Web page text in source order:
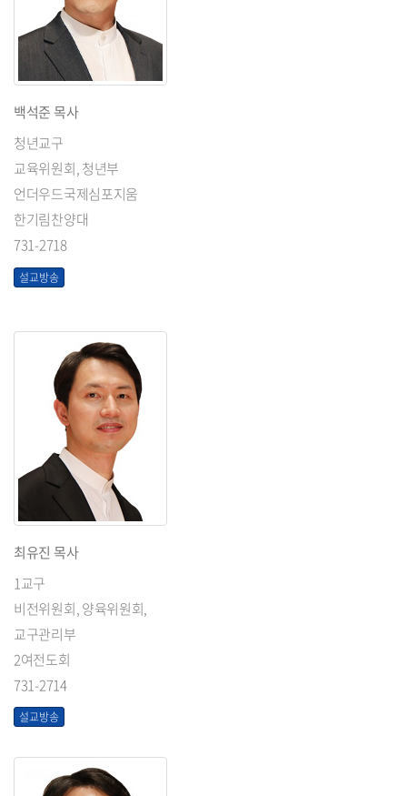
백석준 목사
청년교구
교육위원회, 청년부
언더우드국제심포지움
한기림찬양대
731-2718
설교방송
최유진 목사
1교구
비전위원회, 양육위원회,
교구관리부
2여전도회
731-2714
설교방송